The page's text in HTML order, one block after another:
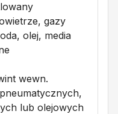
gazy
olej, media
wewn.
lub olejowych